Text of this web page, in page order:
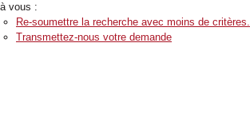
à vous :
Re-soumettre la recherche avec moins de critères.
Transmettez-nous votre demande